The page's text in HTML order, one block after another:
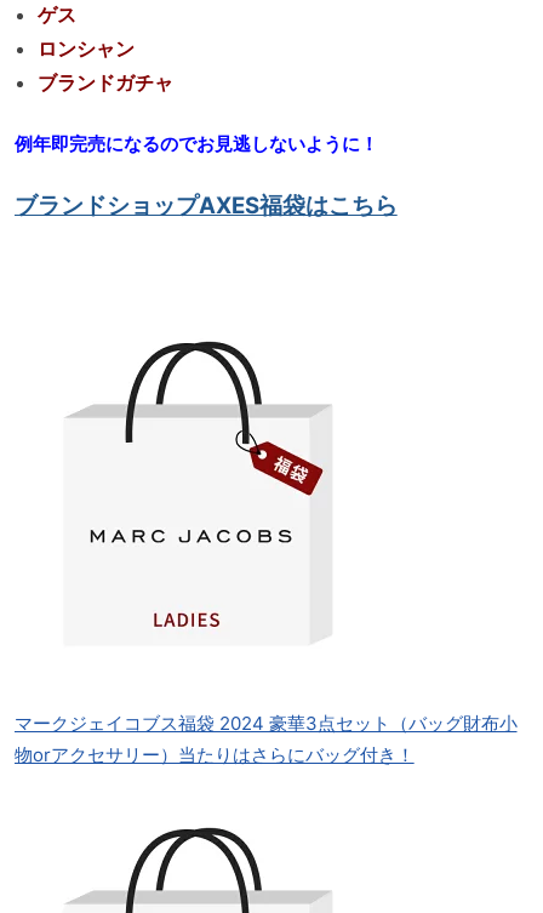
ゲス
ロンシャン
ブランドガチャ
例年即完売になるのでお見逃しないように！
ブランドショップAXES福袋はこちら
マークジェイコブス福袋 2024 豪華3点セット（バッグ財布小
物orアクセサリー）当たりはさらにバッグ付き！